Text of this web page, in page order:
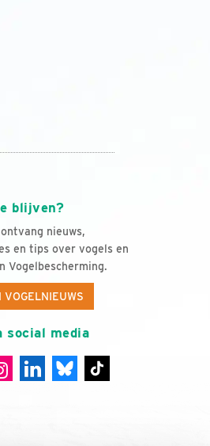
blijven?
nieuws,
en tips over vogels en
Vogelbescherming.
social media